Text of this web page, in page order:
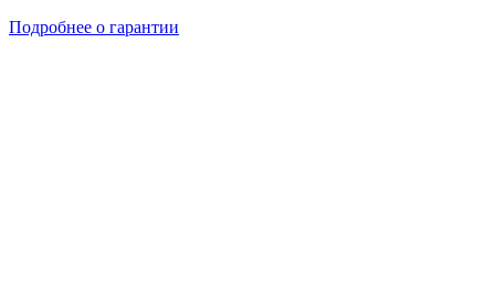
Подробнее о гарантии